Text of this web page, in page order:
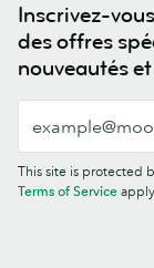
Inscrivez-
des offres
nouveautés
This site is protected
Terms of Service